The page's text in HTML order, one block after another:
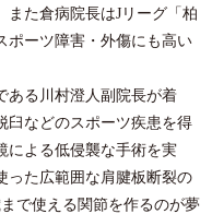
また倉病院長はJリーグ「柏
ポーツ障害・外傷にも高い
ある川村澄人副院長が着
臼などのスポーツ疾患を得
による低侵襲な手術を実
った広範囲な肩腱板断裂の
で使える関節を作るのが夢